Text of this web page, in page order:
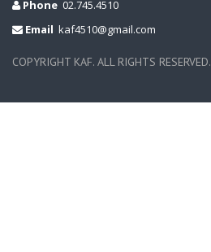
Phone 02.745.4510
Email kaf4510@gmail.com
COPYRIGHT KAF. ALL RIGHTS RESERVED.